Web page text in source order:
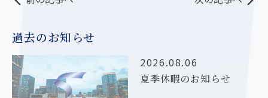
過去のお知らせ
2026.08.06
夏季休暇のお知らせ